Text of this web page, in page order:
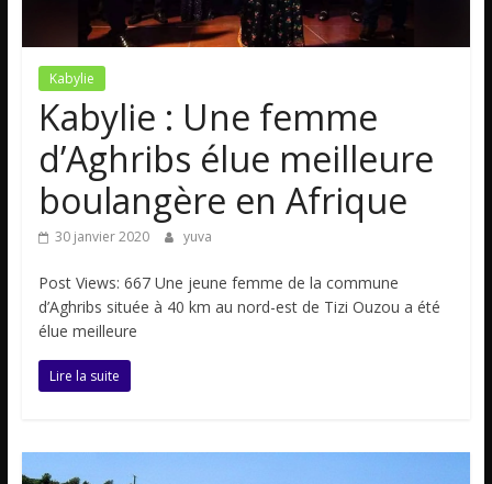
Kabylie
Kabylie : Une femme
d’Aghribs élue meilleure
boulangère en Afrique
30 janvier 2020 yuva
Post Views: 667 Une jeune femme de la commune
d’Aghribs située à 40 km au nord-est de Tizi Ouzou a été
élue meilleure
Lire la suite